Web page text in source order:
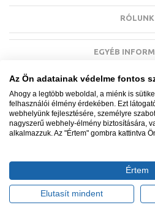
RÓLUNK
EGYÉB
87052/
Ügyfélszolgálat: +36
Tervezte és készítette:
Vision-
Az Ön adatainak védelme fontos
Ahogy a legtöbb weboldal, a miénk is
felhasználói élmény érdekében. Ezt
webhelyünk fejlesztésére, személyre
nagyszerű webhely-élmény biztosítására,
alkalmazzuk. Az "Értem" gombra kattintva
Értem
Elutasít mindent